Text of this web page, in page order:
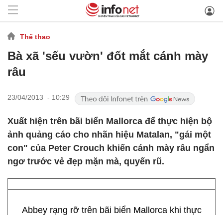
Thể thao
Bà xã 'sếu vườn' đốt mắt cánh mày
râu
23/04/2013 - 10:29
Xuất hiện trên bãi biển Mallorca để thực hiện bộ
ảnh quảng cáo cho nhãn hiệu Matalan, "gái một
con" của Peter Crouch khiến cánh mày râu ngẩn
ngơ trước vẻ đẹp mặn mà, quyến rũ.
Abbey rạng rỡ trên bãi biển Mallorca khi thực